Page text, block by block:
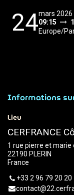
24mars 2026
09:15
Europe/
Informations
Lieu
CERFRANCE
1 rue pierre et marie
22190 PLERIN
France
+33 2 96 79 20 20